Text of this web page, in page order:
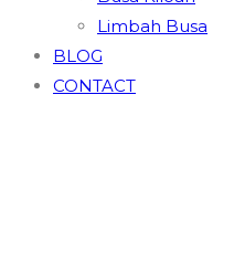
Limbah Busa
BLOG
CONTACT